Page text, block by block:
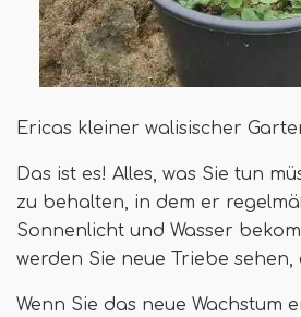
Ericas kleiner walisischer
Das ist es! Alles, was Sie tun
zu behalten, in dem er
Sonnenlicht und Wasser
werden Sie neue Triebe sehen,
Wenn Sie das neue Wachstum